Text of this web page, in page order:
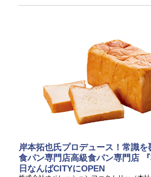
岸本拓也氏プロデュース！常識を
食パン専門店高級食パン専門店
日なんばCITYにOPEN